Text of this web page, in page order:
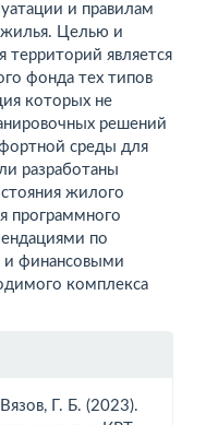
и правилам
жилья. Целью и
является
фонда тех типов
которых не
решений
среды для
разработаны
жилого
програм­много
по
и финансовыми
комплекса
Г. Б. (2023).